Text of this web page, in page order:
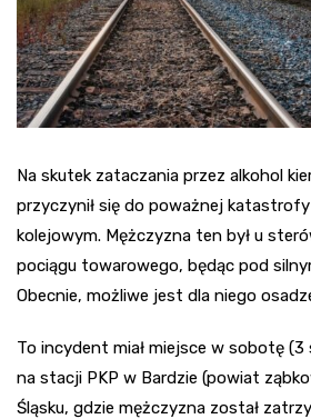
Na skutek zataczania przez alkohol
przyczynił się do poważnej
kolejowym. Mężczyzna ten był u
pociągu towarowego, będąc pod
Obecnie, możliwe jest dla niego
To incydent miał miejsce w sobotę (3
na stacji PKP w Bardzie (powiat
Śląsku, gdzie mężczyzna został